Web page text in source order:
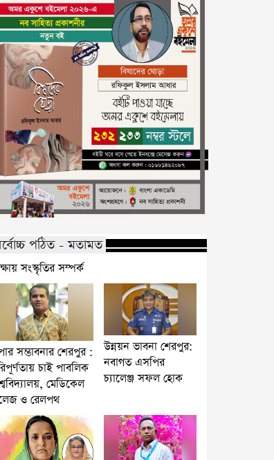
পঠিত - মতামত
সংস্কৃতির সম্পর্ক
সম্ভাবনার শেরপুর :
চাই পাবলিক
মেডিকেল
ও রেলপথ
উন্নয়ন ভাবনা শেরপুর:
নবাগত এসপির
চ্যালেঞ্জ সফল হোক